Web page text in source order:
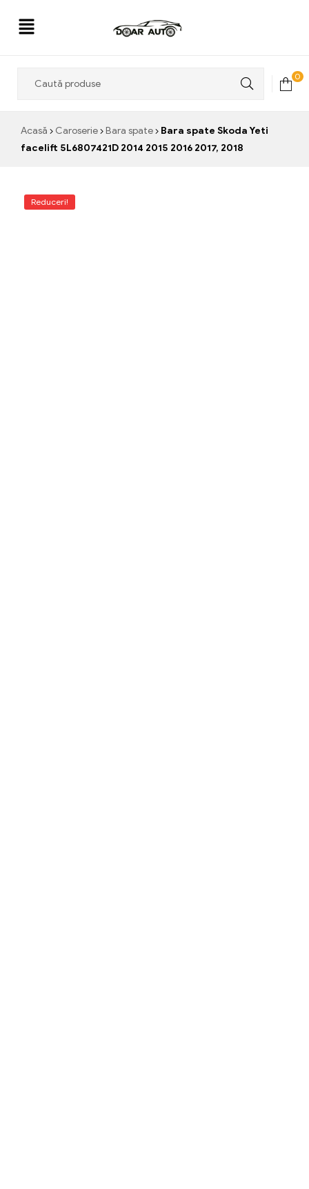
0
Acasă Caroserie Bara spate
Bara spate Skoda Yeti
facelift 5L6807421D 2014 2015 2016 2017, 2018
Reduceri!